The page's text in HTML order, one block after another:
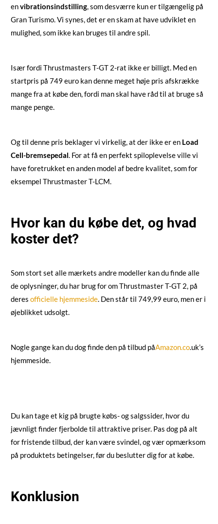
envibrationsindstilling, som desværre kun er tilgængelig på
Gran Turismo. Vi synes, det er en skam at have udviklet en
mulighed, som ikke kan bruges til andre spil.
Især fordi Thrustmasters T-GT 2-rat ikke er billigt. Med en
startpris på 749 euro kan denne meget høje pris afskrække
mange fra at købe den, fordi man skal have råd til at bruge så
mange penge.
Og til denne pris beklager vi virkelig, at der ikke er en Load
Cell-bremsepedal. For at få en perfekt spiloplevelse ville vi
have foretrukket en anden model af bedre kvalitet, som for
eksempel Thrustmaster T-LCM.
Hvor kan du købe det, og hvad
koster det?
Som stort set alle mærkets andre modeller kan du finde alle
de oplysninger, du har brug for om Thrustmaster T-GT 2, på
deres officielle hjemmeside. Den står til 749,99 euro, men er i
øjeblikket udsolgt.
Nogle gange kan du dog finde den på tilbud påAmazon.co.uk’s
hjemmeside.
Du kan tage et kig på brugte købs- og salgssider, hvor du
jævnligt finder fjerbolde til attraktive priser. Pas dog på alt
for fristende tilbud, der kan være svindel, og vær opmærksom
på produktets betingelser, før du beslutter dig for at købe.
Konklusion